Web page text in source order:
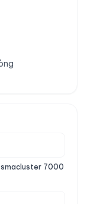
dụng
kèm
được 7000